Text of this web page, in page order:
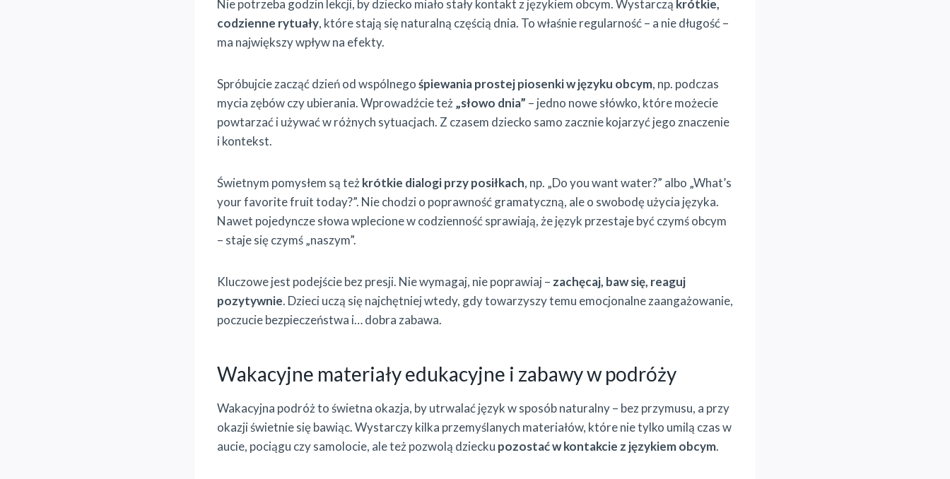
Nie potrzeba godzin lekcji, by dziecko miało stały kontakt z językiem obcym. Wystarczą krótkie,
codzienne rytuały, które stają się naturalną częścią dnia. To właśnie regularność – a nie długość –
ma największy wpływ na efekty.
Spróbujcie zacząć dzień od wspólnegośpiewania prostej piosenki w języku obcym, np. podczas
mycia zębów czy ubierania. Wprowadźcie też„słowo dnia” – jedno nowe słówko, które możecie
powtarzać i używać w różnych sytuacjach. Z czasem dziecko samo zacznie kojarzyć jego znaczenie
i kontekst.
Świetnym pomysłem są teżkrótkie dialogi przy posiłkach, np. „Do you want water?” albo „What’s
your favorite fruit today?”. Nie chodzi o poprawność gramatyczną, ale o swobodę użycia języka.
Nawet pojedyncze słowa wplecione w codzienność sprawiają, że język przestaje być czymś obcym
– staje się czymś „naszym”.
Kluczowe jest podejście bez presji. Nie wymagaj, nie poprawiaj – zachęcaj, baw się, reaguj
pozytywnie. Dzieci uczą się najchętniej wtedy, gdy towarzyszy temu emocjonalne zaangażowanie,
poczucie bezpieczeństwa i… dobra zabawa.
Wakacyjne materiały edukacyjne i zabawy w podróży
Wakacyjna podróż to świetna okazja, by utrwalać język w sposób naturalny – bez przymusu, a przy
okazji świetnie się bawiąc. Wystarczy kilka przemyślanych materiałów, które nie tylko umilą czas w
aucie, pociągu czy samolocie, ale też pozwolą dziecku pozostać w kontakcie z językiem obcym.